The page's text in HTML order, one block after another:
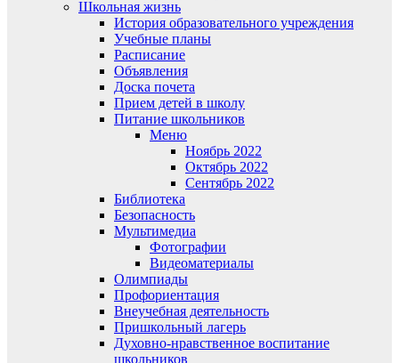
Школьная жизнь
История образовательного учреждения
Учебные планы
Расписание
Объявления
Доска почета
Прием детей в школу
Питание школьников
Меню
Ноябрь 2022
Октябрь 2022
Сентябрь 2022
Библиотека
Безопасность
Мультимедиа
Фотографии
Видеоматериалы
Олимпиады
Профориентация
Внеучебная деятельность
Пришкольный лагерь
Духовно-нравственное воспитание
школьников